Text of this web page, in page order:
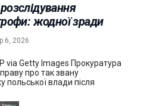
жодної зради
6, 2026
via Getty Images Прокуратура
про так звану
польської влади після